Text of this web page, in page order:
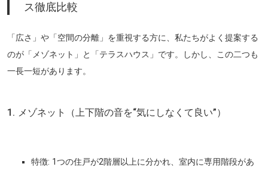
ス徹底比較
「広さ」や「空間の分離」を重視する方に、私たちがよく提案する
のが「メゾネット」と「テラスハウス」です。しかし、この二つも
一長一短があります。
1. メゾネット（上下階の音を“気にしなくて良い”）
特徴: 1つの住戸が2階層以上に分かれ、室内に専用階段があ